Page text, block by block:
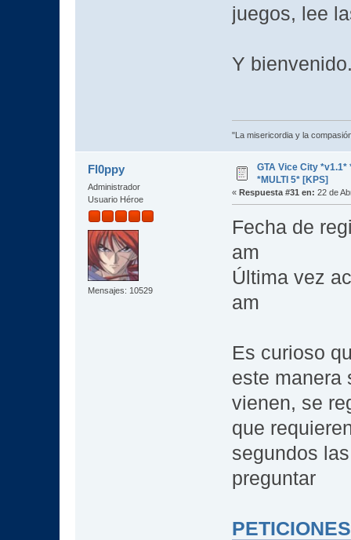
juegos, lee
Y
"La misericordia y la
Fl0ppy
Administrador
Usuario Héroe
Mensajes: 10529
GTA Vice City *v1.1*
*MULTI 5* [KPS]
« Respuesta #31 en: 22 de
Fecha de
am
Última vez
am
Es curioso
este manera
vienen, se
que
segundos
preguntar